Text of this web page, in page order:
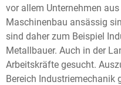
vor allem Unternehmen
Maschinenbau ansässig
sind daher zum Beispiel
Metallbauer. Auch in der
Arbeitskräfte gesucht.
Bereich Industriemechanik